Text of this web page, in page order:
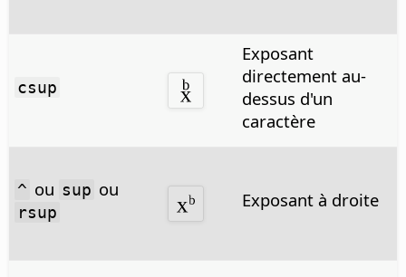
csup
Exposant
directement au-
dessus d'un
caractère
^ ou sup ou
rsup
Exposant à droite